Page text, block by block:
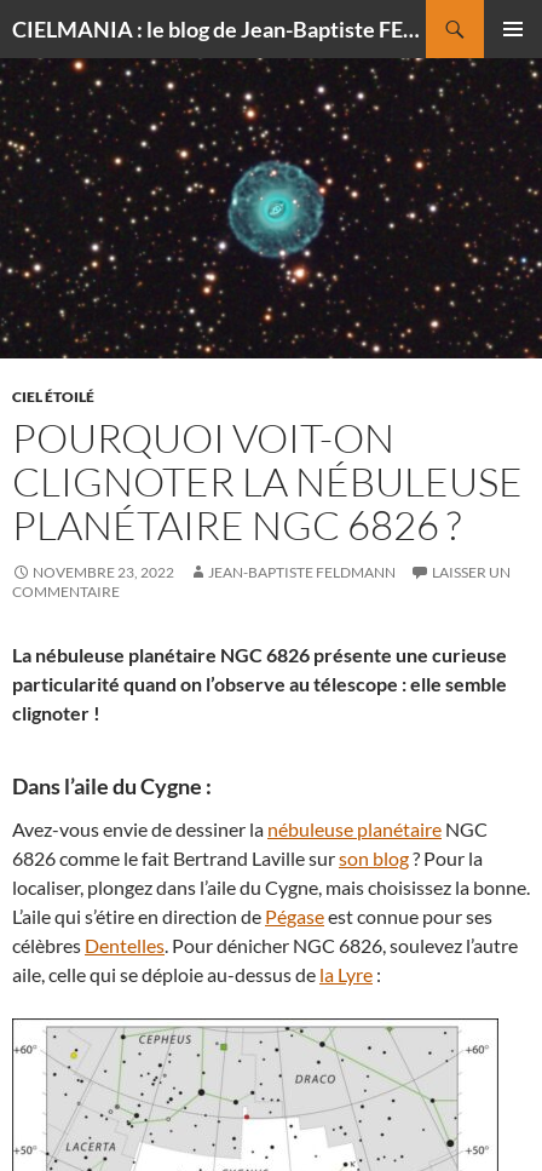
CIELMANIA : le blog de Jean-Baptiste FELDMANN, photographe du ciel
MENU
AU
CONTENU
CIEL ÉTOILÉ
POURQUOI VOIT-ON
CLIGNOTER LA NÉBULEUSE
PLANÉTAIRE NGC 6826 ?
NOVEMBRE 23, 2022 JEAN-BAPTISTE FELDMANN
LAISSER UN
COMMENTAIRE
La nébuleuse planétaire NGC 6826 présente une curieuse
particularité quand on l’observe au télescope : elle semble
clignoter !
Dans l’aile du Cygne :
Avez-vous envie de dessiner la nébuleuse planétaire NGC
6826 comme le fait Bertrand Laville surson blog? Pour la
localiser, plongez dans l’aile du Cygne, mais choisissez la bonne.
L’aile qui s’étire en direction de Pégaseest connue pour ses
célèbres Dentelles. Pour dénicher NGC 6826, soulevez l’autre
aile, celle qui se déploie au-dessus de la Lyre :